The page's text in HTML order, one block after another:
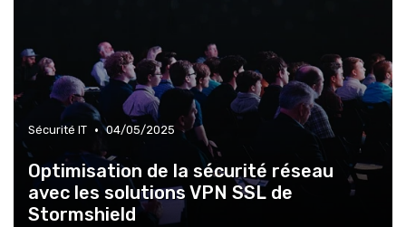
Sécurité IT • 04/05/2025
Optimisation de la sécurité réseau
avec les solutions VPN SSL de
Stormshield